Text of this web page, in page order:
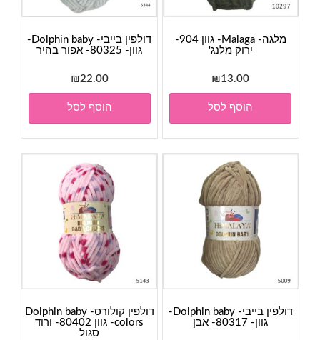
מלגה- Malaga- גוון 904-
ירוק מלנג'
₪13.00
הוסף לסל
דולפין בייבי- Dolphin baby-
גוון- 80325- אפור בהיר
₪22.00
הוסף לסל
דולפין בייבי- Dolphin baby-
גוון- 80317- אבן
דולפין קולורס- Dolphin baby
colors- גוון 80402- ורוד
סגול